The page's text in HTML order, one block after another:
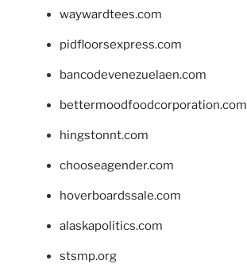
waywardtees.com
pidfloorsexpress.com
bancodevenezuelaen.com
bettermoodfoodcorporation.com
hingstonnt.com
chooseagender.com
hoverboardssale.com
alaskapolitics.com
stsmp.org